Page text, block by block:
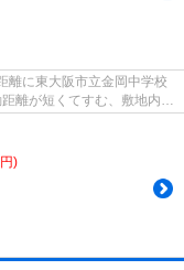
離に東大阪市立金岡中学校
離が短くてすむ、敷地内ご
)